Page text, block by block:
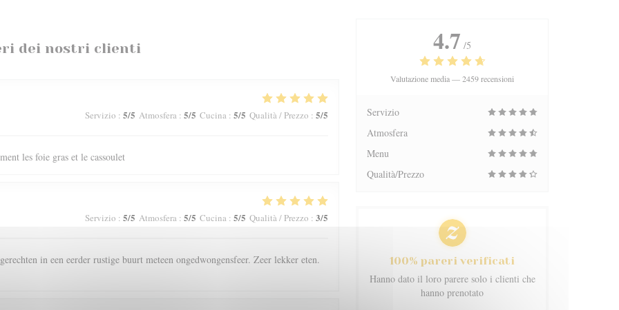
dei nostri clienti
Servizio : 5/5 Atmosfera : 5/5 Cucina : 5/5 Qualità / Prezzo : 5/5
les foie gras et le cassoulet
Servizio : 5/5 Atmosfera : 5/5 Cucina : 5/5 Qualità / Prezzo : 3/5
in een eerder rustige buurt meteen ongedwongensfeer. Zeer lekker eten.
4.7 /5
Valutazione media —2459 recensioni
Servizio
Atmosfera
Menu
Qualità/Prezzo
100% pareri verificati
Hanno dato il loro parere solo i clienti che
hanno prenotato